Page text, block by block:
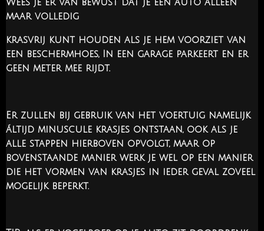
Wees je er van bewust dat je een auto alleen
maar volledig
krasvrij kunt houden als je hem voorziet van
een beschermhoes, In een garage parkeert en er
geen meter mee rijdt.
Er zullen bij gebruik van het voertuig namelijk
áltijd minuscule krasjes ontstaan, ook als je
alle stappen hierboven opvolgt, maar op
bovenstaande manier werk je wel op een manier
die het vormen van krasjes in ieder geval zoveel
mogelijk beperkt.